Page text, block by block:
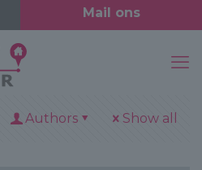
Authors Show all